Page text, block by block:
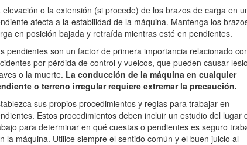
elevación o la extensión (si procede) de los brazos de carga en
afecta a la estabilidad de la máquina. Mantenga los
en posición bajada y retraída mientras esté en pendientes.
pendientes son un factor de primera importancia relacionado
por pérdida de control y vuelcos, que pueden causar
o la muerte. La conducción de la máquina en cualquier
o terreno irregular requiere extremar la precaución.
sus propios procedimientos y reglas para trabajar en
Estos procedimientos deben incluir un estudio del lugar
para determinar en qué cuestas o pendientes es seguro
la máquina. Utilice siempre el sentido común y el buen juicio al
tendidos enterrados, y no excave en las zonas marcadas.
etc., para que marquen la finca (por ejemplo, en Estados
Seguridad en general
el fin de evitar lesiones corporales graves e incluso la
que la máquina puede desestabilizarse y causar una